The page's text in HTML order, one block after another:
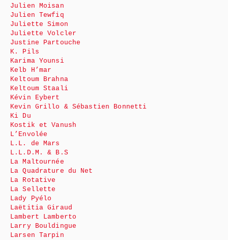
Julien Moisan
Julien Tewfiq
Juliette Simon
Juliette Volcler
Justine Partouche
K. Pils
Karima Younsi
Kelb H’mar
Keltoum Brahna
Keltoum Staali
Kévin Eybert
Kevin Grillo & Sébastien Bonnetti
Ki Du
Kostik et Vanush
L’Envolée
L.L. de Mars
L.L.D.M. & B.S
La Maltournée
La Quadrature du Net
La Rotative
La Sellette
Lady Pyélo
Laëtitia Giraud
Lambert Lamberto
Larry Bouldingue
Larsen Tarpin